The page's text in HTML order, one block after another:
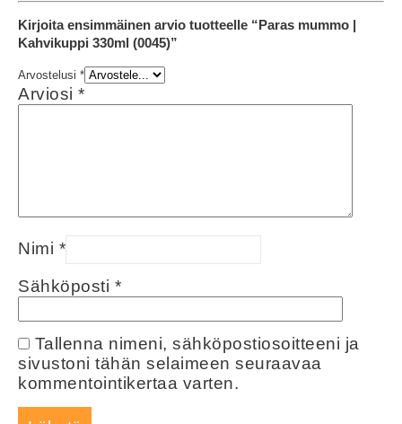
Kirjoita ensimmäinen arvio tuotteelle “Paras mummo |
Kahvikuppi 330ml (0045)”
Arvostelusi *
Arviosi *
Nimi *
Sähköposti *
Tallenna nimeni, sähköpostiosoitteeni ja
sivustoni tähän selaimeen seuraavaa
kommentointikertaa varten.